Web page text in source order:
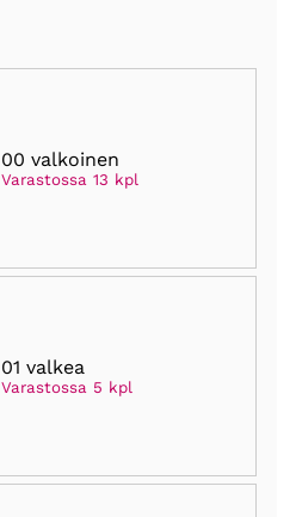
00 valkoinen
Varastossa 13 kpl
01 valkea
Varastossa 5 kpl